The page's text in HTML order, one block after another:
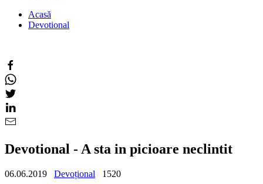
Acasă
Devotional
Devotional - A sta in picioare neclintit
06.06.2019 Devoțional
1520